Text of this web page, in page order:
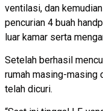
ventilasi, dan
pencurian 4 buah
luar kamar serta
Setelah berhasil
rumah masing-masing
telah dicuri.